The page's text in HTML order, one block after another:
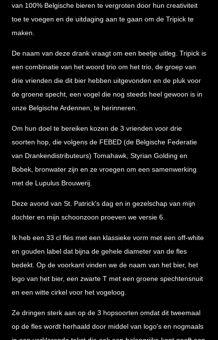
van 100% Belgische bieren te vergroten door hun creativiteit
toe te voegen en de uitdaging aan te gaan om de Tripick te
maken.
De naam van deze drank vraagt om een beetje uitleg. Tripick is
een combinatie van het woord trio om het trio, de groep van
drie vrienden die dit bier hebben uitgevonden en de pluk voor
de groene specht, een vogel die nog steeds heel gewoon is in
onze Belgische Ardennen, te herinneren.
Om hun doel te bereiken kozen de 3 vrienden voor drie
soorten hop, die volgens de FEBED (de Belgische Federatie
van Drankendistributeurs) Tomahawk, Styrian Golding en
Bobek, bronwater zijn en ze vroegen om een samenwerking
met de Lupulus Brouwerij.
Deze avond van St. Patrick's dag en in gezelschap van mijn
dochter en mijn schoonzoon proeven we versie 6.
Ik heb een 33 cl fles met een klassieke vorm met een off-white
en gouden label dat bijna de gehele diameter van de fles
bedekt. Op de voorkant vinden we de naam van het bier, het
logo van het bier, een zwarte T met een groene spechtensnuit
en een witte cirkel voor het vogeloog.
Ze dringen sterk aan op de 3 hopsoorten omdat dit tweemaal
op de fles wordt herhaald door middel van logo's en nogmaals